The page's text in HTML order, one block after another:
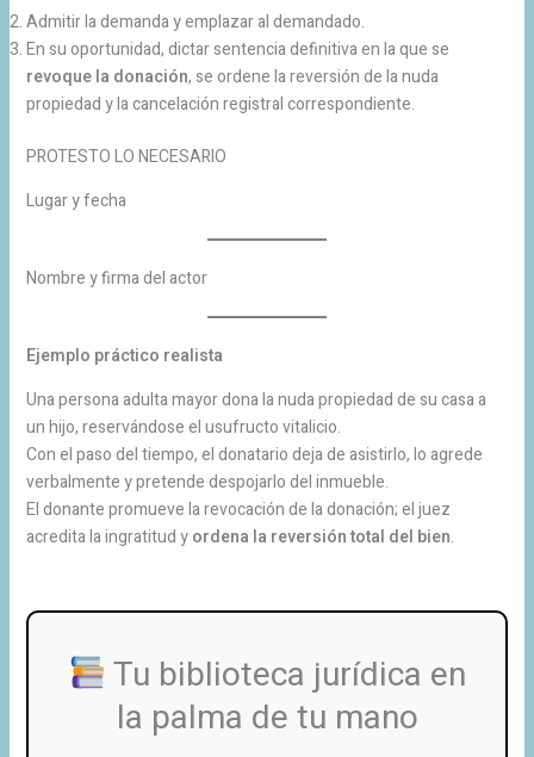
Admitir la demanda y emplazar al demandado.
En su oportunidad, dictar sentencia definitiva en la que se
revoque la donación, se ordene la reversión de la nuda
propiedad y la cancelación registral correspondiente.
PROTESTO LO NECESARIO
Lugar y fecha
Nombre y firma del actor
Ejemplo práctico realista
Una persona adulta mayor dona la nuda propiedad de su casa a
un hijo, reservándose el usufructo vitalicio.
Con el paso del tiempo, el donatario deja de asistirlo, lo agrede
verbalmente y pretende despojarlo del inmueble.
El donante promueve la revocación de la donación; el juez
acredita la ingratitud yordena la reversión total del bien.
Tu biblioteca jurídica en
la palma de tu mano